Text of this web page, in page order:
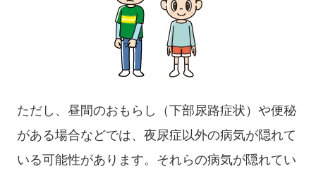
ただし、昼間のおもらし（下部尿路症状）や便秘
がある場合などでは、夜尿症以外の病気が隠れて
いる可能性があります。それらの病気が隠れてい